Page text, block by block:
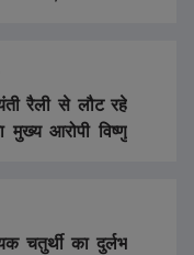
रैली से लौट रहे
आरोपी विष्णु
चतुर्थी का दुर्लभ